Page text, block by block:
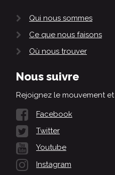
Qui nous sommes
Ce que nous faisons
Où nous trouver
Nous suivre
Rejoignez le mouvement et
Facebook
Twitter
Youtube
Instagram